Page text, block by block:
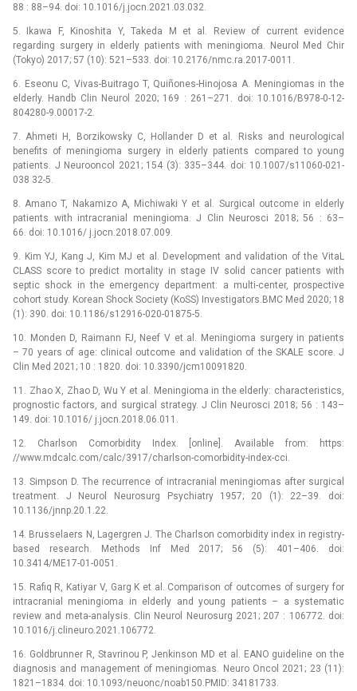
88 : 88–94. doi: 10.1016/j.jocn.2021.03.032.
5. Ikawa F, Kinoshita Y, Takeda M et al. Review of current evidence
regarding surgery in elderly patients with meningioma. Neurol Med Chir
(Tokyo) 2017; 57 (10): 521–533. doi: 10.2176/nmc.ra.2017-0011.
6. Eseonu C, Vivas-Buitrago T, Quiñones-Hinojosa A. Meningiomas in the
elderly. Handb Clin Neurol 2020; 169 : 261–271. doi: 10.1016/B978-0-12-
804280-9.00017-2.
7. Ahmeti H, Borzikowsky C, Hollander D et al. Risks and neurological
benefits of meningioma surgery in elderly patients compared to young
patients. J Neurooncol 2021; 154 (3): 335–344. doi: 10.1007/s11060-021-
038 32-5.
8. Amano T, Nakamizo A, Michiwaki Y et al. Surgical outcome in elderly
patients with intracranial meningioma. J Clin Neurosci 2018; 56 : 63–
66. doi: 10.1016/ j.jocn.2018.07.009.
9. Kim YJ, Kang J, Kim MJ et al. Development and validation of the VitaL
CLASS score to predict mortality in stage IV solid cancer patients with
septic shock in the emergency department: a multi-center, prospective
cohort study. Korean Shock Society (KoSS) Investigators.BMC Med 2020; 18
(1): 390. doi: 10.1186/s12916-020-01875-5.
10. Monden D, Raimann FJ, Neef V et al. Meningioma surgery in patients
–⁠ 70 years of age: clinical outcome and validation of the SKALE score. J
Clin Med 2021; 10 : 1820. doi: 10.3390/jcm10091820.
11. Zhao X, Zhao D, Wu Y et al. Meningioma in the elderly: characteristics,
prognostic factors, and surgical strategy. J Clin Neurosci 2018; 56 : 143–
149. doi: 10.1016/ j.jocn.2018.06.011.
12. Charlson Comorbidity Index. [online]. Available from: https:
//www.mdcalc.com/calc/3917/charlson-comorbidity-index-cci.
13. Simpson D. The recurrence of intracranial meningiomas after surgical
treatment. J Neurol Neurosurg Psychiatry 1957; 20 (1): 22–39. doi:
10.1136/jnnp.20.1.22.
14. Brusselaers N, Lagergren J. The Charlson comorbidity index in registry-
based research. Methods Inf Med 2017; 56 (5): 401–406. doi:
10.3414/ME17-01-0051.
15. Rafiq R, Katiyar V, Garg K et al. Comparison of outcomes of surgery for
intracranial meningioma in elderly and young patients –⁠ a systematic
review and meta-analysis. Clin Neurol Neurosurg 2021; 207 : 106772. doi:
10.1016/j.clineuro.2021.106772.
16. Goldbrunner R, Stavrinou P, Jenkinson MD et al. EANO guideline on the
dia­gnosis and management of meningiomas. Neuro Oncol 2021; 23 (11):
1821–1834. doi: 10.1093/neuonc/noab150.PMID: 34181733.